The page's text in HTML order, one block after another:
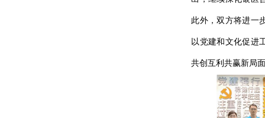
此外，双方将进一
以党建和文化促进
共创互利共赢新局